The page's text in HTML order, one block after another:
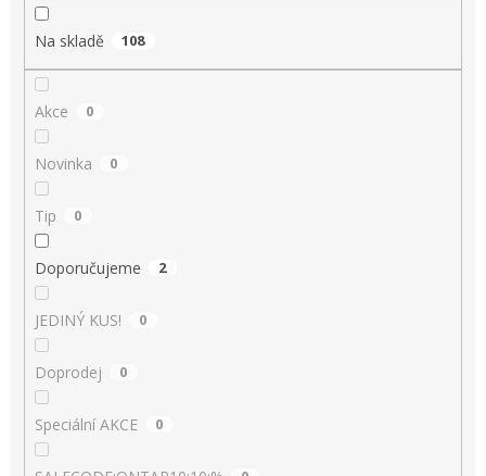
Na skladě 108
Akce 0
Novinka 0
Tip 0
Doporučujeme 2
JEDINÝ KUS! 0
Doprodej 0
Speciální AKCE 0